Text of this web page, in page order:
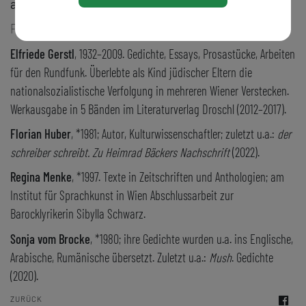
abfinden wollte.
F. Huber
Elfriede Gerstl, 1932–2009. Gedichte, Essays, Prosastücke, Arbeiten
für den Rundfunk. Überlebte als Kind jüdischer Eltern die
nationalsozialistische Verfolgung in mehreren Wiener Verstecken.
Werkausgabe in 5 Bänden im Literaturverlag Droschl (2012–2017).
Florian Huber, *1981; Autor, Kulturwissenschaftler; zuletzt u.a.: der
schreiber schreibt. Zu Heimrad Bäckers Nachschrift(2022).
Regina Menke, *1997. Texte in Zeitschriften und Anthologien; am
Institut für Sprachkunst in Wien Abschlussarbeit zur
Barocklyrikerin Sibylla Schwarz.
Sonja vom Brocke, *1980; ihre Gedichte wurden u.a. ins Englische,
Arabische, Rumänische übersetzt. Zuletzt u.a.: Mush. Gedichte
(2020).
ZURÜCK